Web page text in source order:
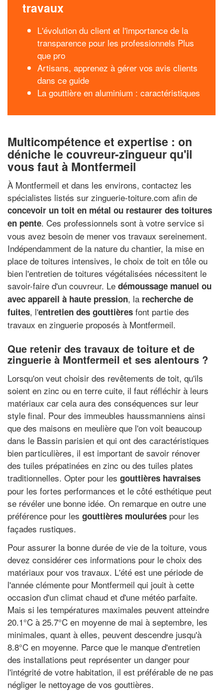
travaux
L'évolution du client et l'importance de la
transparence pour les professionnels Plus
que pro
Artisans, apprenez à gérer vos avis clients
dans ce guide
La gouttière en aluminium : caractéristiques
Multicompétence et expertise : on
déniche le couvreur-zingueur qu'il
vous faut à Montfermeil
À Montfermeil et dans les environs, contactez les
spécialistes listés sur zinguerie-toiture.com afin de
concevoir un toit en métal ou restaurer des toitures
en pente. Ces professionnels sont à votre service si
vous avez besoin de mener vos travaux sereinement.
Indépendamment de la nature du chantier, la mise en
place de toitures intensives, le choix de toit en tôle ou
bien l'entretien de toitures végétalisées nécessitent le
savoir-faire d'un couvreur. Le démoussage manuel ou
avec appareil à haute pression, la recherche de
fuites, l'entretien des gouttières font partie des
travaux en zinguerie proposés à Montfermeil.
Que retenir des travaux de toiture et de
zinguerie à Montfermeil et ses alentours ?
Lorsqu'on veut choisir des revêtements de toit, qu'ils
soient en zinc ou en terre cuite, il faut réfléchir à leurs
matériaux car cela aura des conséquences sur leur
style final. Pour des immeubles haussmanniens ainsi
que des maisons en meulière que l'on voit beaucoup
dans le Bassin parisien et qui ont des caractéristiques
bien particulières, il est important de savoir rénover
des tuiles prépatinées en zinc ou des tuiles plates
traditionnelles. Opter pour les gouttières havraises
pour les fortes performances et le côté esthétique peut
se révéler une bonne idée. On remarque en outre une
préférence pour les gouttières moulurées pour les
façades rustiques.
Pour assurer la bonne durée de vie de la toiture, vous
devez considérer ces informations pour le choix des
matériaux pour vos travaux. L'été est une période de
l'année clémente pour Montfermeil qui jouit à cette
occasion d'un climat chaud et d'une météo parfaite.
Mais si les températures maximales peuvent atteindre
20.1°C à 25.7°C en moyenne de mai à septembre, les
minimales, quant à elles, peuvent descendre jusqu'à
8.8°C en moyenne. Parce que le manque d'entretien
des installations peut représenter un danger pour
l'intégrité de votre habitation, il est préférable de ne pas
négliger le nettoyage de vos gouttières.